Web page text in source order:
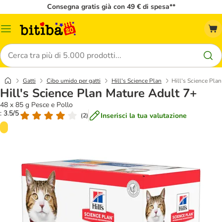
Consegna gratis già con 49 € di spesa**
Overview
Cerca
Gatti Cibo umido per gatti Hill's Science Plan Hill's Science
Hill's Science Plan Mature Adult 7+
48 x 85 g Pesce e Pollo
: 3.5/5
(2) Inserisci la tua valutazione